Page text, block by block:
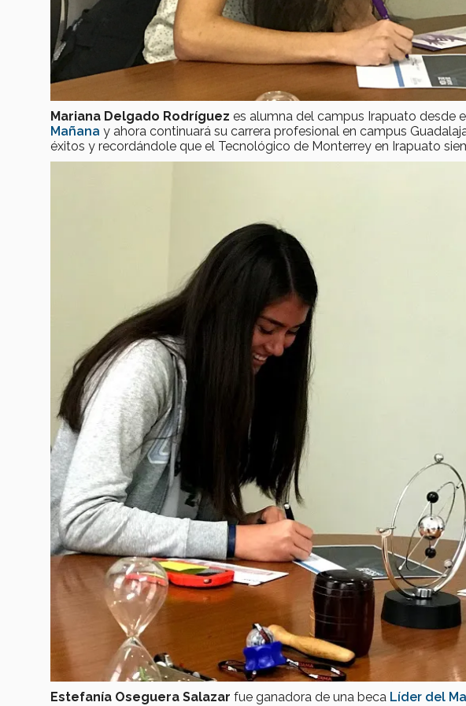
Mariana Delgado Rodríguez es alumna del campus Irapuato desde
Mañana y ahora continuará su carrera profesional en campus
éxitos y recordándole que el Tecnológico de Monterrey en Irapuato
Estefanía Oseguera Salazar fue ganadora de una beca Líder del